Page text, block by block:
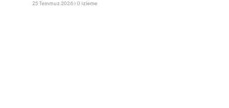
25 Temmuz 2026 0 izleme